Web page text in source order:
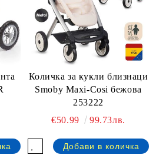
Количка за кукли близнаци
Smoby Maxi-Cosi бежова
253222
€50.99
99.73лв.